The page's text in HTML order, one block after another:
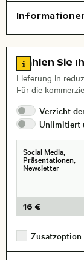
, Objektiv
Zu den
Wählen Sie
Lieferung in
Für die
Verzicht
Unlimitiert
Social Media,
Präsentationen,
Newsletter
16 €